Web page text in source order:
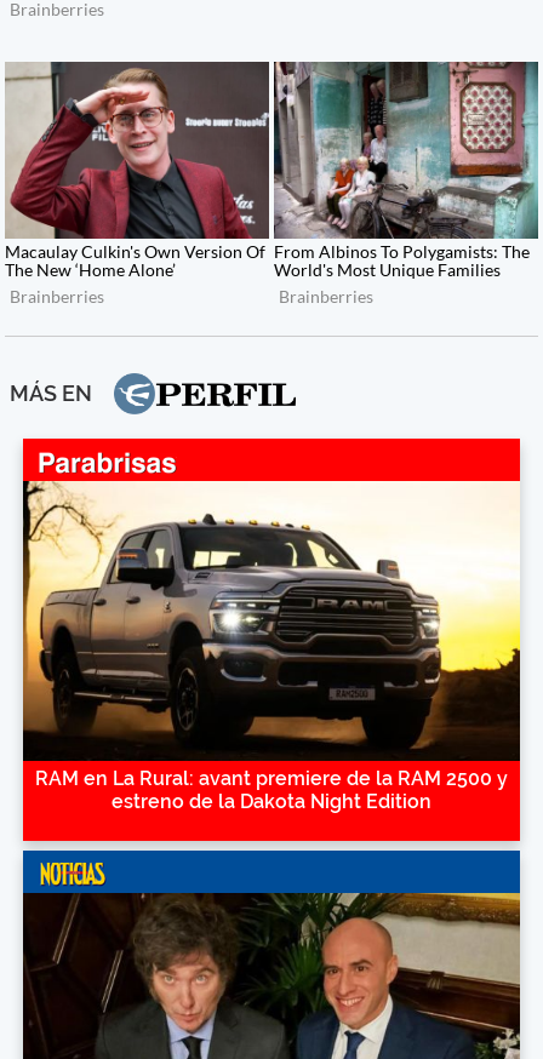
MÁS EN
RAM en La Rural: avant premiere de la RAM 2500 y
estreno de la Dakota Night Edition